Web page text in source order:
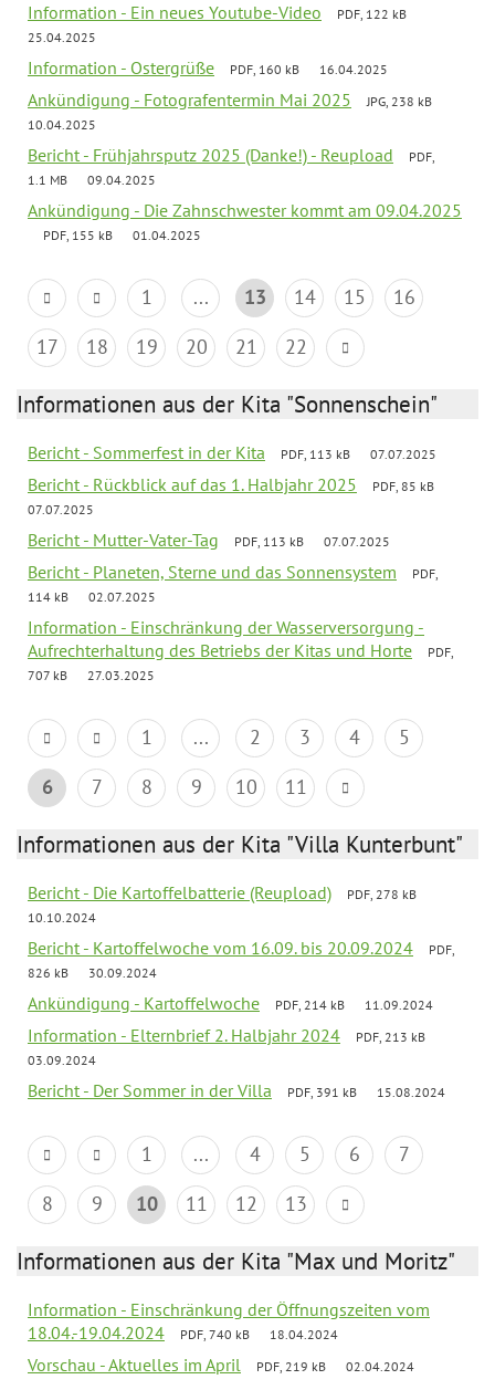
Information - Ein neues Youtube-Video
PDF, 122 kB
25.04.2025
Information - Ostergrüße PDF, 160 kB 16.04.2025
Ankündigung - Fotografentermin Mai 2025
JPG, 238 kB
10.04.2025
Bericht - Frühjahrsputz 2025 (Danke!) - Reupload
PDF,
1.1 MB
09.04.2025
Ankündigung - Die Zahnschwester kommt am 09.04.2025
PDF, 155 kB 01.04.2025
1 ... 13 14 15
16
17
18 19 20 21 22
Informationen aus der Kita "Sonnenschein"
Bericht - Sommerfest in der Kita PDF, 113 kB 07.07.2025
Bericht - Rückblick auf das 1. Halbjahr 2025
PDF, 85 kB
07.07.2025
Bericht - Mutter-Vater-Tag PDF, 113 kB 07.07.2025
Bericht - Planeten, Sterne und das Sonnensystem
PDF,
114 kB
02.07.2025
Information - Einschränkung der Wasserversorgung -
Aufrechterhaltung des Betriebs der Kitas und Horte
PDF,
707 kB
27.03.2025
1 ... 2 3 4
5
6
7 8 9 10 11
Informationen aus der Kita "Villa Kunterbunt"
Bericht - Die Kartoffelbatterie (Reupload)
PDF, 278 kB
10.10.2024
Bericht - Kartoffelwoche vom 16.09. bis 20.09.2024
PDF,
826 kB
30.09.2024
Ankündigung - Kartoffelwoche PDF, 214 kB 11.09.2024
Information - Elternbrief 2. Halbjahr 2024
PDF, 213 kB
03.09.2024
Bericht - Der Sommer in der Villa PDF, 391 kB 15.08.2024
1 ... 4 5 6
7
8
9 10 11 12 13
Informationen aus der Kita "Max und Moritz"
Information - Einschränkung der Öffnungszeiten vom
18.04.-19.04.2024
PDF, 740 kB 18.04.2024
Vorschau - Aktuelles im April PDF, 219 kB 02.04.2024